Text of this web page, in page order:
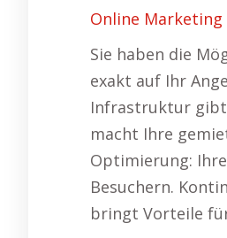
Online Marketing
Sie haben die
exakt auf Ihr
Infrastruktur gibt
macht Ihre
Optimierung:
Besuchern.
bringt Vorteile